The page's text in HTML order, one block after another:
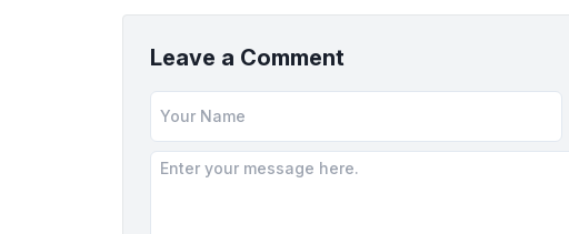
Leave a Comment